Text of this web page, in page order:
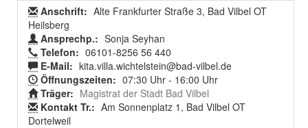
Anschrift: Alte Frankfurter Straße 3, Bad Vilbel OT
Heilsberg
Ansprechp.: Sonja Seyhan
Telefon: 06101-8256 56 440
E-Mail: kita.villa.wichtelstein@bad-vilbel.de
Öffnungszeiten: 07:30 Uhr - 16:00 Uhr
Träger: Magistrat der Stadt Bad Vilbel
Kontakt Tr.: Am Sonnenplatz 1, Bad Vilbel OT
Dortelweil